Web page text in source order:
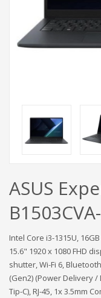
ASUS
Intel Core i3-1315U,
15.6" 1920 x 1080 FHD
shutter, Wi-Fi 6, Bluetooth
(Gen2) (Power Delivery /
Tip-C), RJ-45, 1x 3.5mm